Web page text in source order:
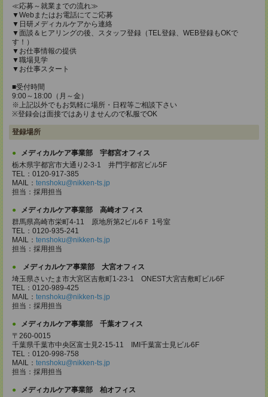
≪応募～就業までの流れ≫
▼Webまたはお電話にてご応募
▼日研メディカルケアから連絡
▼面談＆ヒアリングの後、スタッフ登録（TEL登録、WEB登録もOKで
す！）
▼お仕事情報の提供
▼職場見学
▼お仕事スタート
■受付時間
9:00～18:00（月～金）
※上記以外でもお気軽に場所・日程等ご相談下さい
※登録会は面接ではありませんので私服でOK
登録場所
メディカルケア事業部 宇都宮オフィス
栃木県宇都宮市大通り2-3-1 井門宇都宮ビル5F
TEL：0120-917-385
MAIL： tenshoku@nikken-ts.jp
担当：採用担当
メディカルケア事業部 高崎オフィス
群馬県高崎市栄町4-11 原地所第2ビル6Ｆ 1号室
TEL：0120-935-241
MAIL： tenshoku@nikken-ts.jp
担当：採用担当
メディカルケア事業部 大宮オフィス
埼玉県さいたま市大宮区吉敷町1-23-1 ONEST大宮吉敷町ビル6F
TEL：0120-989-425
MAIL： tenshoku@nikken-ts.jp
担当：採用担当
メディカルケア事業部 千葉オフィス
〒260-0015
千葉県千葉市中央区富士見2-15-11 IMI千葉富士見ビル6F
TEL：0120-998-758
MAIL： tenshoku@nikken-ts.jp
担当：採用担当
メディカルケア事業部 柏オフィス